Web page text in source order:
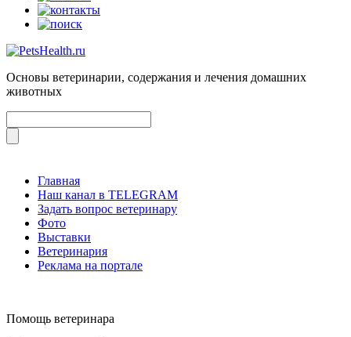
Основы ветеринарии, содержания и лечения домашних
животных
Главная
Наш канал в TELEGRAM
Задать вопрос ветеринару
Фото
Выставки
Ветеринария
Реклама на портале
Помощь ветеринара